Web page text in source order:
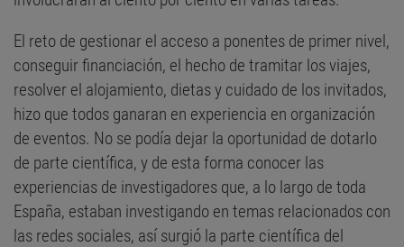
El reto de gestionar el acceso a ponentes de primer nivel,
conseguir financiación, el hecho de tramitar los viajes,
resolver el alojamiento, dietas y cuidado de los invitados,
hizo que todos ganaran en experiencia en organización
de eventos. No se podía dejar la oportunidad de dotarlo
de parte científica, y de esta forma conocer las
experiencias de investigadores que, a lo largo de toda
España, estaban investigando en temas relacionados con
las redes sociales, así surgió la parte científica del